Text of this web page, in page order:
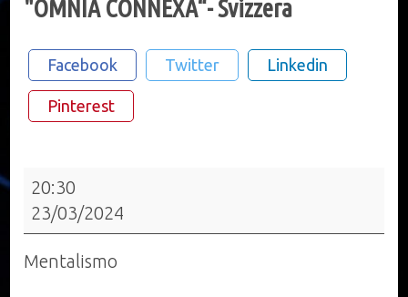
"OMNIA CONNEXA“- Svizzera
Facebook Twitter Linkedin
Pinterest
"OMNIA
CONNEXA“-
Svizzera
20:30
23/03/2024
Mentalismo